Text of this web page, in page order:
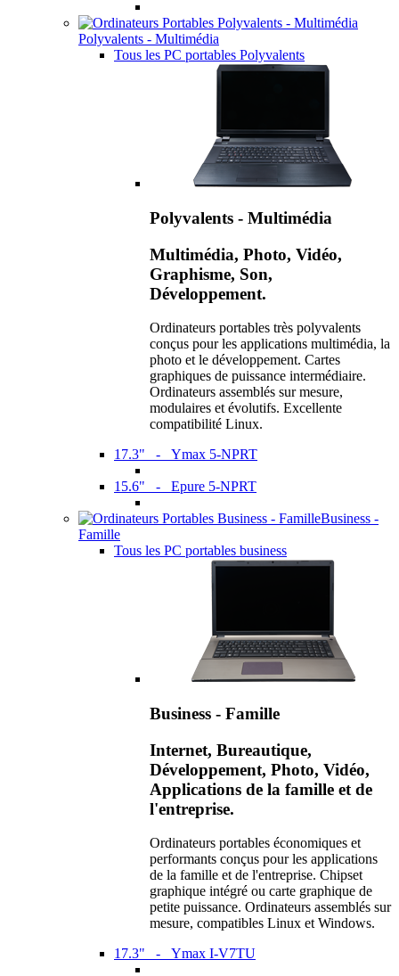
Polyvalents - Multimédia
Tous les PC portables Polyvalents
Polyvalents - Multimédia
Multimédia, Photo, Vidéo,
Graphisme, Son,
Développement.
Ordinateurs portables très polyvalents
conçus pour les applications multimédia, la
photo et le développement. Cartes
graphiques de puissance intermédiaire.
Ordinateurs assemblés sur mesure,
modulaires et évolutifs. Excellente
compatibilité Linux.
17.3" - Ymax 5-NPRT
15.6" - Epure 5-NPRT
Business -
Famille
Tous les PC portables business
Business - Famille
Internet, Bureautique,
Développement, Photo, Vidéo,
Applications de la famille et de
l'entreprise.
Ordinateurs portables économiques et
performants conçus pour les applications
de la famille et de l'entreprise. Chipset
graphique intégré ou carte graphique de
petite puissance. Ordinateurs assemblés sur
mesure, compatibles Linux et Windows.
17.3" - Ymax I-V7TU